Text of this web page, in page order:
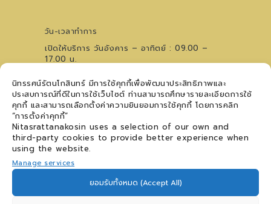
นิทรรศน์รัตนโกสินทร์ มีการใช้คุกกี้เพื่อพัฒนาประสิทธิภาพและ
ประสบการณ์ที่ดีในการใช้เว็บไซต์ ท่านสามารถศึกษารายละเอียดการใช้
คุกกี้ และสามารถเลือกตั้งค่าความยินยอมการใช้คุกกี้ โดยการคลิก
“การตั้งค่าคุกกี้”
Nitasrattanakosin uses a selection of our own and
third-party cookies to provide better experience when
using the website.
Manage services
ยอมรับทั้งหมด (Accept All)
วัน-เวลาทำการ
เปิดให้บริการ วันอังคาร – อาทิตย์ : 09.00 –
17.00 น.
โทรศัพท์0 2621 0044
สอบถามเวทีการแสดงฯ 09 5476 5868
ติดตามข่าวสาร